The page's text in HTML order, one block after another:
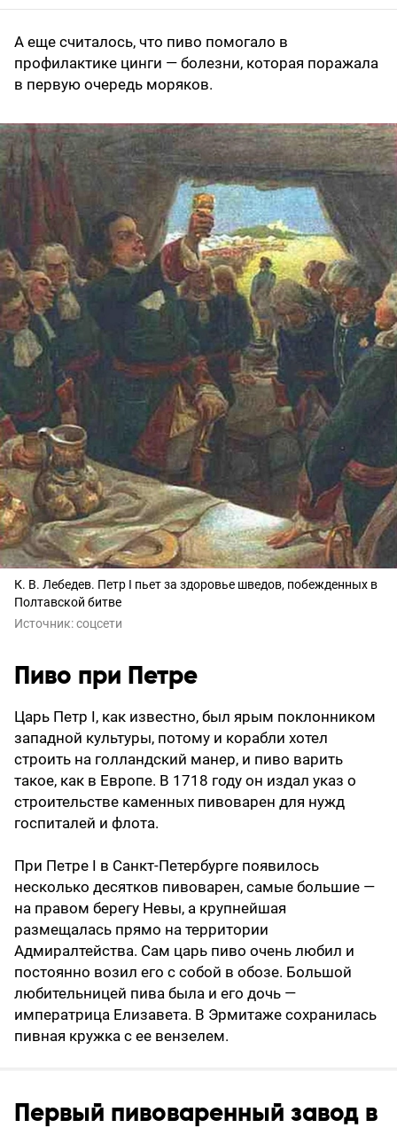
А еще считалось, что пиво помогало в
профилактике цинги — болезни, которая поражала
в первую очередь моряков.
К. В. Лебедев. Петр I пьет за здоровье шведов, побежденных в
Полтавской битве
Источник:соцсети
Пиво при Петре
Царь Петр I, как известно, был ярым поклонником
западной культуры, потому и корабли хотел
строить на голландский манер, и пиво варить
такое, как в Европе. В 1718 году он издал указ о
строительстве каменных пивоварен для нужд
госпиталей и флота.
При Петре I в Санкт-Петербурге появилось
несколько десятков пивоварен, самые большие —
на правом берегу Невы, а крупнейшая
размещалась прямо на территории
Адмиралтейства. Сам царь пиво очень любил и
постоянно возил его с собой в обозе. Большой
любительницей пива была и его дочь —
императрица Елизавета. В Эрмитаже сохранилась
пивная кружка с ее вензелем.
Первый пивоваренный завод в